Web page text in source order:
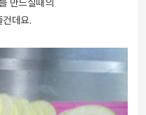
만드실때의
건데요.